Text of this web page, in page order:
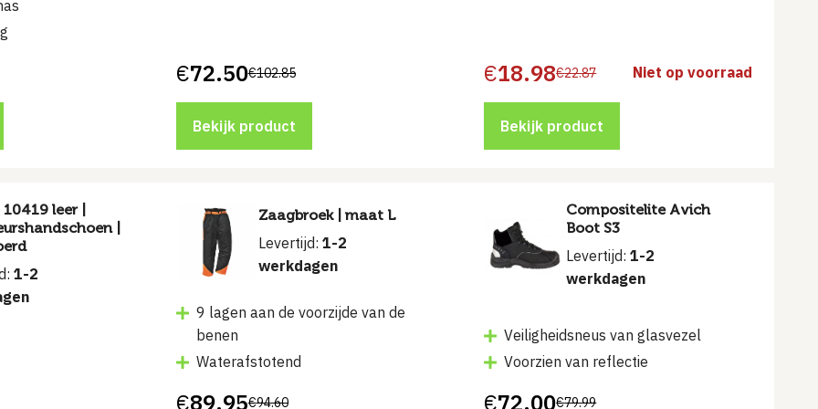
€102.85
€72.50
Bekijk product
€22.87
Oorspronkelijke
was:
€22.87.
€18.98
Huidige
is:
€18.98.
Niet op voorraad
Bekijk product
leer |
|
1-2
Zaagbroek | maat L
Levertijd: 1-2
werkdagen
9 lagen aan de voorzijde van de
benen
Waterafstotend
€94.60
€89.95
Compositelite Avich
Boot S3
Levertijd:1-2
werkdagen
Veiligheidsneus van glasvezel
Voorzien van reflectie
€79.99
€72.00